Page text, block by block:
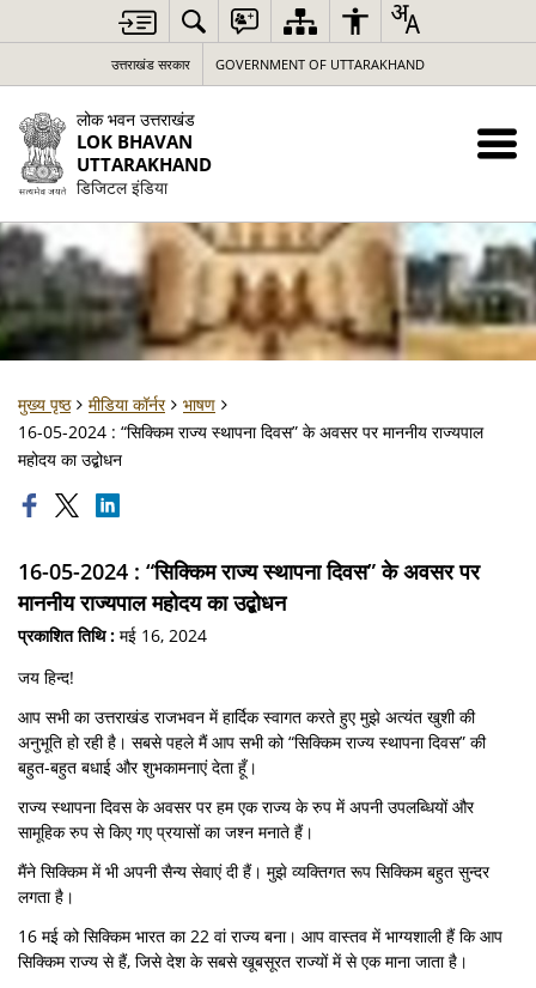
उत्तराखंड सरकार GOVERNMENT OF UTTARAKHAND
लोक भवन उत्तराखंड
LOK BHAVAN
UTTARAKHAND
डिजिटल इंडिया
मुख्य पृष्ठ मीडिया कॉर्नर
भाषण
16-05-2024 : “सिक्किम राज्य स्थापना दिवस” के अवसर पर माननीय राज्यपाल
महोदय का उद्बोधन
16-05-2024 : “सिक्किम राज्य स्थापना दिवस” के अवसर पर
माननीय राज्यपाल महोदय का उद्बोधन
प्रकाशित तिथि : मई 16, 2024
जय हिन्द!
आप सभी का उत्तराखंड राजभवन में हार्दिक स्वागत करते हुए मुझे अत्यंत खुशी की
अनुभूति हो रही है। सबसे पहले मैं आप सभी को “सिक्किम राज्य स्थापना दिवस” की
बहुत-बहुत बधाई और शुभकामनाएं देता हूँ।
राज्य स्थापना दिवस के अवसर पर हम एक राज्य के रुप में अपनी उपलब्धियों और
सामूहिक रुप से किए गए प्रयासों का जश्न मनाते हैं।
मैंने सिक्किम में भी अपनी सैन्य सेवाएं दी हैं। मुझे व्यक्तिगत रूप सिक्किम बहुत सुन्दर
लगता है।
16 मई को सिक्किम भारत का 22 वां राज्य बना। आप वास्तव में भाग्यशाली हैं कि आप
सिक्किम राज्य से हैं, जिसे देश के सबसे खूबसूरत राज्यों में से एक माना जाता है।